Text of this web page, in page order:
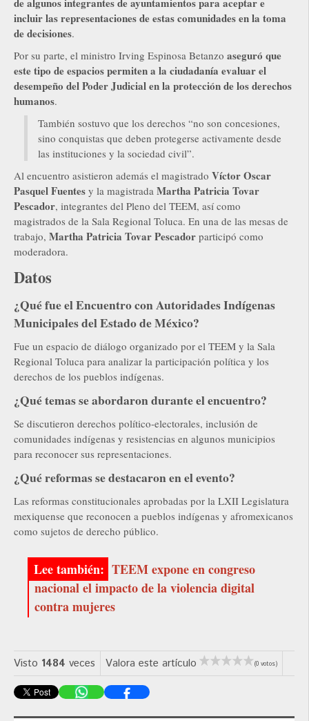
incluir las representaciones de estas comunidades en la toma
de decisiones.
Por su parte, el ministro Irving Espinosa Betanzo aseguró que
este tipo de espacios permiten a la ciudadanía evaluar el
desempeño del Poder Judicial en la protección de los derechos
humanos.
También sostuvo que los derechos “no son concesiones,
sino conquistas que deben protegerse activamente desde
las instituciones y la sociedad civil”.
Al encuentro asistieron además el magistrado Víctor Oscar
Pasquel Fuentes y la magistrada Martha Patricia Tovar
Pescador, integrantes del Pleno del TEEM, así como
magistrados de la Sala Regional Toluca. En una de las mesas de
trabajo, Martha Patricia Tovar Pescador participó como
moderadora.
Datos
¿Qué fue el Encuentro con Autoridades Indígenas
Municipales del Estado de México?
Fue un espacio de diálogo organizado por el TEEM y la Sala
Regional Toluca para analizar la participación política y los
derechos de los pueblos indígenas.
¿Qué temas se abordaron durante el encuentro?
Se discutieron derechos político-electorales, inclusión de
comunidades indígenas y resistencias en algunos municipios
para reconocer sus representaciones.
¿Qué reformas se destacaron en el evento?
Las reformas constitucionales aprobadas por la LXII Legislatura
mexiquense que reconocen a pueblos indígenas y afromexicanos
como sujetos de derecho público.
TEEM expone en congreso
nacional el impacto de la violencia digital
contra mujeres
Visto 1484 veces Valora este artículo (0 votos)